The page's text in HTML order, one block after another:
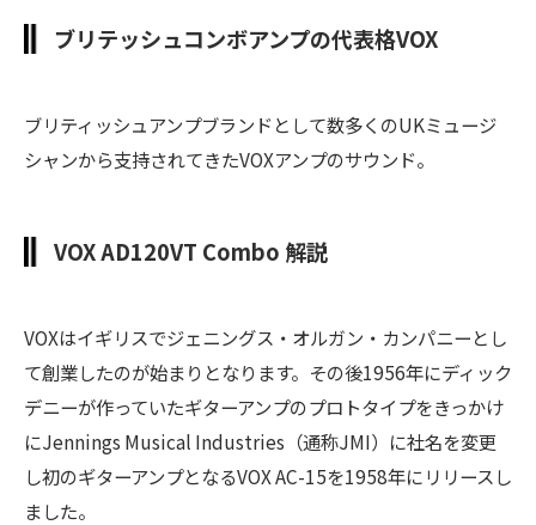
ブリテッシュコンボアンプの代表格VOX
ブリティッシュアンプブランドとして数多くのUKミュージ
シャンから支持されてきたVOXアンプのサウンド。
VOX AD120VT Combo 解説
VOXはイギリスでジェニングス・オルガン・カンパニーとし
て創業したのが始まりとなります。その後1956年にディック
デニーが作っていたギターアンプのプロトタイプをきっかけ
にJennings Musical Industries（通称JMI）に社名を変更
し初のギターアンプとなるVOX AC-15を1958年にリリースし
ました。